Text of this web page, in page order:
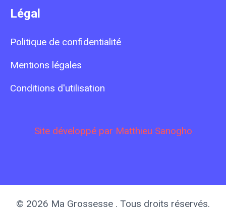
Légal
Politique de confidentialité
Mentions légales
Conditions d'utilisation
Site développé par Matthieu Sanogho
© 2026 Ma Grossesse . Tous droits réservés.